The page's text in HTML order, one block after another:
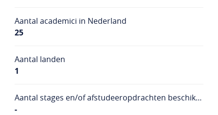
Aantal academici in Nederland
25
Aantal landen
1
Aantal stages en/of afstudeeropdrachten beschikbaar
-